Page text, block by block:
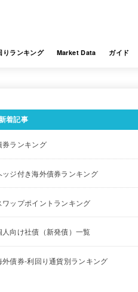
りランキング Market Data ガイド
イント利回り
USD JTG証券
USD JTG証券
着記事
券ランキング
ッジ付き海外債券ランキング
ワップポイントランキング
人向け社債（新発債）一覧
外債券-利回り通貨別ランキング